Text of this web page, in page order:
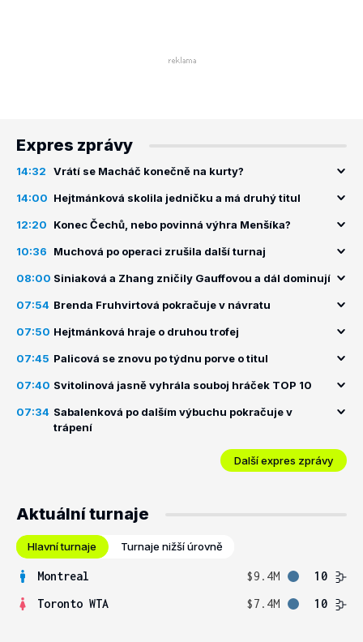
Expres zprávy
14:32 Vrátí se Macháč konečně na kurty?
14:00 Hejtmánková skolila jedničku a má druhý titul
12:20 Konec Čechů, nebo povinná výhra Menšíka?
10:36 Muchová po operaci zrušila další turnaj
08:00 Siniaková a Zhang zničily Gauffovou a dál dominují
07:54 Brenda Fruhvirtová pokračuje v návratu
07:50 Hejtmánková hraje o druhou trofej
07:45 Palicová se znovu po týdnu porve o titul
07:40 Svitolinová jasně vyhrála souboj hráček TOP 10
07:34 Sabalenková po dalším výbuchu pokračuje v
trápení
Další expres zprávy
Aktuální turnaje
Hlavní turnaje Turnaje nižší úrovně
Montreal $9.4M
10
Toronto WTA
$7.4M 10